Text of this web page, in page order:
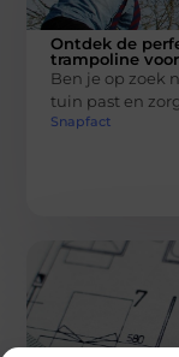
Ontdek de
trampoline
Ben je op zoek
tuin past en
Snapfact